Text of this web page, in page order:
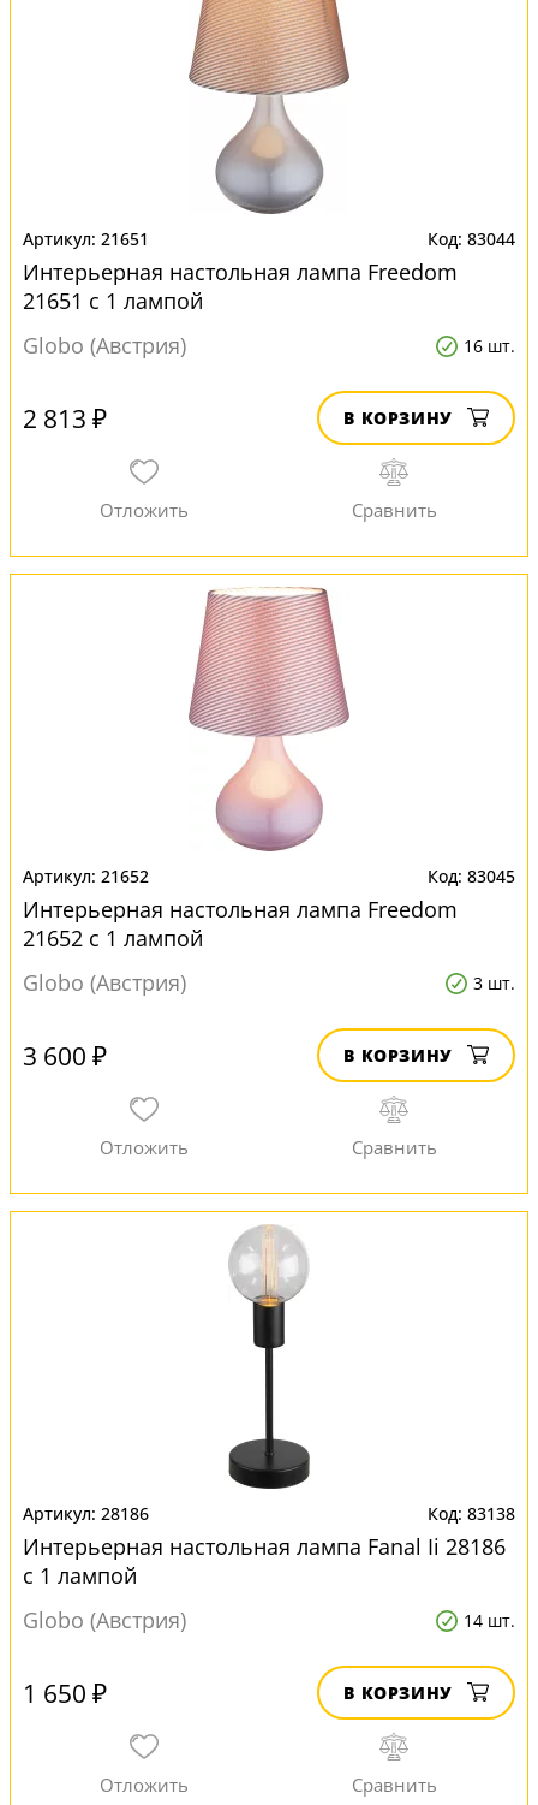
21651 83044
Интерьерная настольная лампа Freedom
21651 с 1 лампой
Globo (Австрия)
16 шт.
2 813 ₽ В КОРЗИНУ
21652 83045
Интерьерная настольная лампа Freedom
21652 с 1 лампой
Globo (Австрия)
3 шт.
3 600 ₽ В КОРЗИНУ
28186 83138
Интерьерная настольная лампа Fanal Ii 28186
с 1 лампой
Globo (Австрия)
14 шт.
1 650 ₽ В КОРЗИНУ